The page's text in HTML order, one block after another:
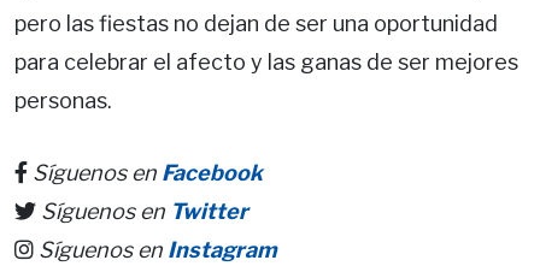
pero las fiestas no dejan de ser una oportunidad
para celebrar el afecto y las ganas de ser mejores
personas.
Síguenos en Facebook
Síguenos en Twitter
Síguenos en Instagram